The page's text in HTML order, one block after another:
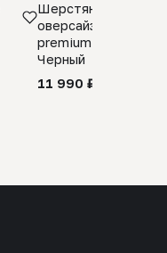
Шерстяной свитер
оверсайз 100%
premium merino
Черный
11 990 ₽